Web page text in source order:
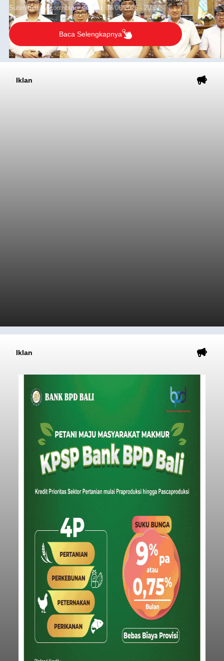
Submitted bycontributoron Thu, 08/06/2026 - 20:27
Baca Selengkapnya
Iklan
Iklan